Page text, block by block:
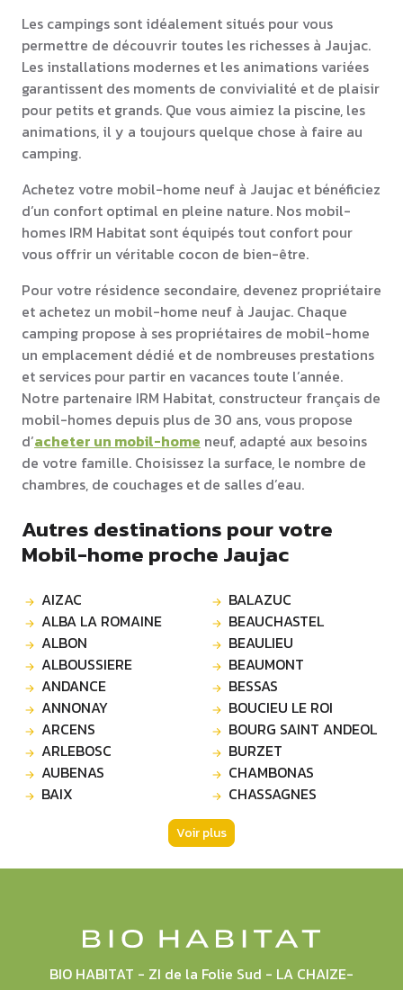
Les campings sont idéalement situés pour vous
permettre de découvrir toutes les richesses à Jaujac.
Les installations modernes et les animations variées
garantissent des moments de convivialité et de plaisir
pour petits et grands. Que vous aimiez la piscine, les
animations, il y a toujours quelque chose à faire au
camping.
Achetez votre mobil-home neuf à Jaujac et bénéficiez
d’un confort optimal en pleine nature. Nos mobil-
homes IRM Habitat sont équipés tout confort pour
vous offrir un véritable cocon de bien-être.
Pour votre résidence secondaire, devenez propriétaire
et achetez un mobil-home neuf à Jaujac. Chaque
camping propose à ses propriétaires de mobil-home
un emplacement dédié et de nombreuses prestations
et services pour partir en vacances toute l’année.
Notre partenaire IRM Habitat, constructeur français de
mobil-homes depuis plus de 30 ans, vous propose
d’acheter un mobil-home neuf, adapté aux besoins
de votre famille. Choisissez la surface, le nombre de
chambres, de couchages et de salles d’eau.
Autres destinations pour votre
Mobil-home proche Jaujac
AIZAC
ALBA LA ROMAINE
ALBON
ALBOUSSIERE
ANDANCE
ANNONAY
ARCENS
ARLEBOSC
AUBENAS
BAIX
BALAZUC
BEAUCHASTEL
BEAULIEU
BEAUMONT
BESSAS
BOUCIEU LE ROI
BOURG SAINT ANDEOL
BURZET
CHAMBONAS
CHASSAGNES
Voir plus
BIO HABITAT - ZI de la Folie Sud - LA CHAIZE-